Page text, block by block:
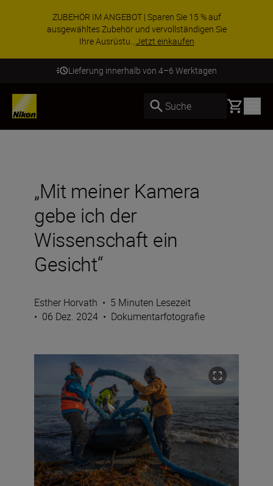
ZUBEHÖR IM ANGEBOT | Sparen Sie 15 % auf
ausgewähltes Zubehör und vervollständigen Sie
Ihre Ausrüstu...Jetzt einkaufen
Lieferung innerhalb von 4–6 Werktagen
Suche Basket
„Mit meiner Kamera
gebe ich der
Wissenschaft ein
Gesicht“
Esther Horvath • 5 Minuten Lesezeit
• 06 Dez. 2024 • Dokumentarfotografie